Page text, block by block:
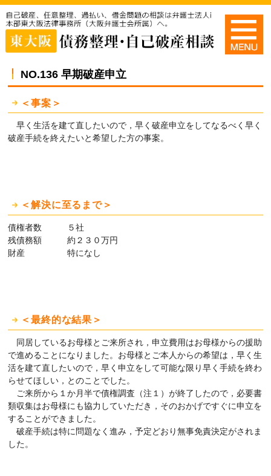
NO.136 早期破産申立
＜事案＞
早く生活を建て直したいので，早く破産申立をしてなるべく早く
破産手続を終えたいと希望した方の事案。
＜解決に至るまで＞
債権者数 ５社
残債務額 約２３０万円
財産 特になし
＜最終的な結果＞
同居しているお母様とご来所され，申立費用はお母様からの援助
で進めることになりました。お母様とご本人からの希望は，早く生
活を建て直したいので，早く申立をして可能な限り早く手続を終わ
らせてほしい，とのことでした。
ご来所から１か月半で債権調査（注１）が終了したので，必要書
類収集はお母様にも協力していただき，そのおかげですぐに申立を
することができました。
破産手続は特に問題なく進み，予定どおり無事免責決定がされま
した。